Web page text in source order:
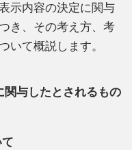
示内容の決定に関与
き、その考え方、考
いて概説します。
関与したとされるもの